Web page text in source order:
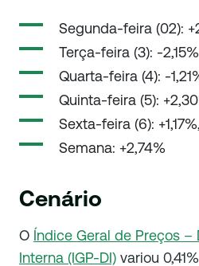
Segunda-feira (02):
Terça-feira (3): -
Quarta-feira (4): -
Quinta-feira (5):
Sexta-feira (6):
Semana: +2,74%
Cenário
O Índice Geral de Preços –
Interna (IGP-DI) variou